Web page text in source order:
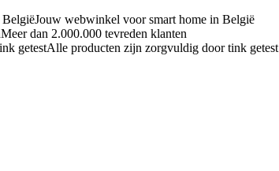
Jouw webwinkel voor smart home in België
Meer dan 2.000.000 tevreden klanten
Alle producten zijn zorgvuldig door tink getest